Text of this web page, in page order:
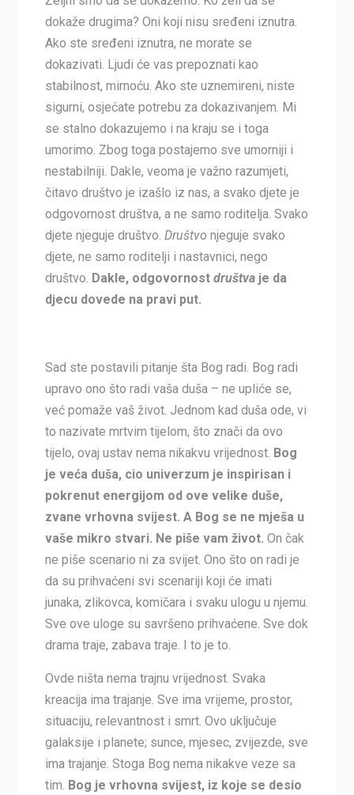
dokaže drugima? Oni koji nisu sređeni iznutra.
Ako ste sređeni iznutra, ne morate se
dokazivati. Ljudi će vas prepoznati kao
stabilnost, mirnoću. Ako ste uznemireni, niste
sigurni, osjećate potrebu za dokazivanjem. Mi
se stalno dokazujemo i na kraju se i toga
umorimo. Zbog toga postajemo sve umorniji i
nestabilniji. Dakle, veoma je važno razumjeti,
čitavo društvo je izašlo iz nas, a svako djete je
odgovornost društva, a ne samo roditelja. Svako
djete njeguje društvo. Društvo njeguje svako
djete, ne samo roditelji i nastavnici, nego
društvo. Dakle, odgovornost društvaje da
djecu dovede na pravi put.
Sad ste postavili pitanje šta Bog radi. Bog radi
upravo ono što radi vaša duša – ne upliće se,
već pomaže vaš život. Jednom kad duša ode, vi
to nazivate mrtvim tijelom, što znači da ovo
tijelo, ovaj ustav nema nikakvu vrijednost. Bog
je veća duša, cio univerzum je inspirisan i
pokrenut energijom od ove velike duše,
zvane vrhovna svijest. A Bog se ne mješa u
vaše mikro stvari. Ne piše vam život. On čak
ne piše scenario ni za svijet. Ono što on radi je
da su prihvaćeni svi scenariji koji će imati
junaka, zlikovca, komičara i svaku ulogu u njemu.
Sve ove uloge su savršeno prihvaćene. Sve dok
drama traje, zabava traje. I to je to.
Ovde ništa nema trajnu vrijednost. Svaka
kreacija ima trajanje. Sve ima vrijeme, prostor,
situaciju, relevantnost i smrt. Ovo uključuje
galaksije i planete; sunce, mjesec, zvijezde, sve
ima trajanje. Stoga Bog nema nikakve veze sa
tim. Bog je vrhovna svijest, iz koje se desio